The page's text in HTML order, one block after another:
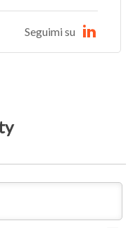
Seguimi su